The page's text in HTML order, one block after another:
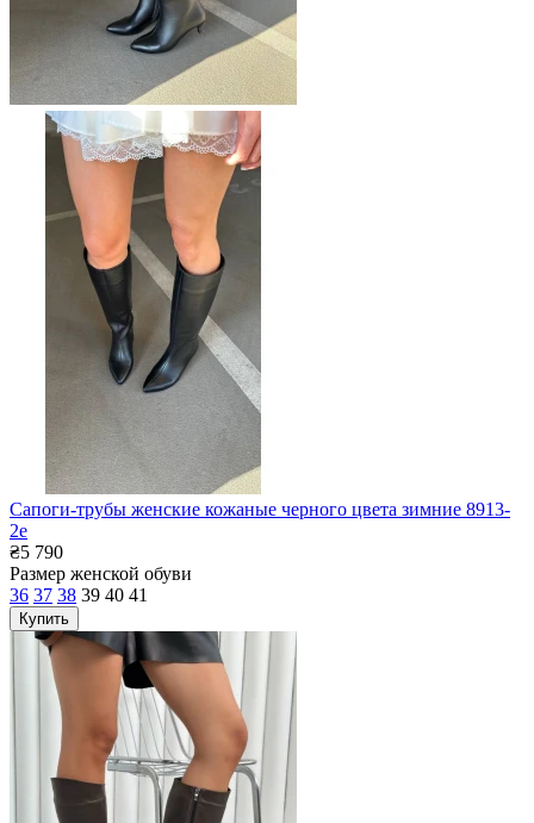
Сапоги-трубы женские кожаные черного цвета зимние 8913-
2е
₴5 790
Размер женской обуви
36 37 38 39 40 41
Купить